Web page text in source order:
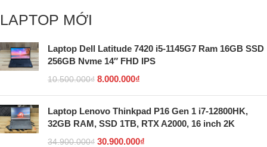
LAPTOP MỚI
Laptop Dell Latitude 7420 i5-1145G7 Ram 16GB SSD
256GB Nvme 14″ FHD IPS
10.500.000₫ 8.000.000₫
Laptop Lenovo Thinkpad P16 Gen 1 i7-12800HK,
32GB RAM, SSD 1TB, RTX A2000, 16 inch 2K
34.900.000₫ 30.900.000₫